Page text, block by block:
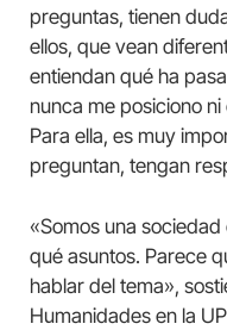
preguntas, tienen
ellos, que vean
entiendan qué ha
nunca me posiciono
Para ella, es muy
preguntan, tengan
«Somos una
qué asuntos. Parece
hablar del tema»,
Humanidades en la